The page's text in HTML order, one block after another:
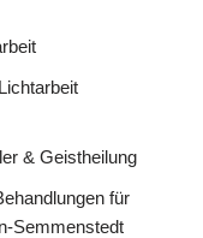
& Geistheilung
für
Semmenstedt